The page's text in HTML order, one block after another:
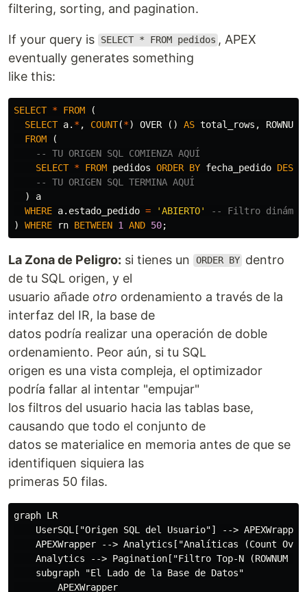
filtering, sorting, and pagination.
If your query is SELECT * FROM pedidos , APEX
eventually generates something
like this:
SELECT * FROM
(
SELECT a. *, COUNT(*) OVER () AS total_rows , ROWNUM
FROM
(
-- TU ORIGEN SQL COMIENZA AQUÍ
SELECT * FROM pedidos ORDER BY fecha_pedido DESC
-- TU ORIGEN SQL TERMINA AQUÍ
)
a
WHERE a. estado_pedido = 'ABIERTO'
-- Filtro
)
WHERE rn BETWEEN 1 AND 50;
La Zona de Peligro: si tienes un ORDER BY dentro
de tu SQL origen, y el
usuario añade otro ordenamiento a través de la
interfaz del IR, la base de
datos podría realizar una operación de doble
ordenamiento. Peor aún, si tu SQL
origen es una vista compleja, el optimizador
podría fallar al intentar "empujar"
los filtros del usuario hacia las tablas base,
causando que todo el conjunto de
datos se materialice en memoria antes de que se
identifiquen siquiera las
primeras 50 filas.
graph LR
UserSQL["Origen SQL del Usuario"] -->
APEXWrapper --> Analytics["Analíticas (Count
Analytics --> Pagination["Filtro Top-N (ROWNUM <=
    subgraph "El Lado de la Base de Datos"
        APEXWrapper